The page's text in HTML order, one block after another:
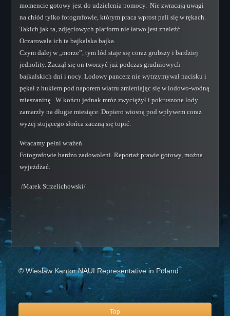
momencie gotowy jest do udzielenia pomocy. Nie zwracają uwagi
na chłód tylko fotografowie, którym praca wprost pali się w rękach.
Takich jak ta, zdjęciowych platform nie łatwo jest znaleźć.
Oczarowała ich ta bajkalska bajka.
Czym dalej w „morze”, tym lód staje się coraz grubszy i bardziej
jednolity. Zaczął się on tworzyć już podczas grudniowych
bajkalskich dni i nocy. Lodowy pancerz nie wytrzymywał nacisku i
pękał z hukiem pod naporem wiatru zmieniając się w lodowo-wodną
mieszaninę. W końcu jednak mróz zwyciężył i pokruszone lody
zamarzły na długie miesiące. Dopiero wiosną pod wpływem coraz
wyżej stojącego słońca zaczną się topić.
Wracamy pełni wrażeń.
Fotografowie bardzo zadowoleni. Reportaż prawie gotowy, można
wyjeżdżać.
/Marek Strzelichowski/
© Wieslaw Kantor NAUI Representative in Poland
Top